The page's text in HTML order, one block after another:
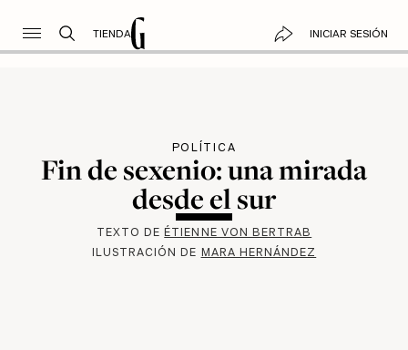
TIENDA INICIAR SESIÓN
POLÍTICA
Fin de sexenio: una mirada
desde el sur
TEXTO DEÉTIENNE VON BERTRAB
ILUSTRACIÓN DE MARA HERNÁNDEZ